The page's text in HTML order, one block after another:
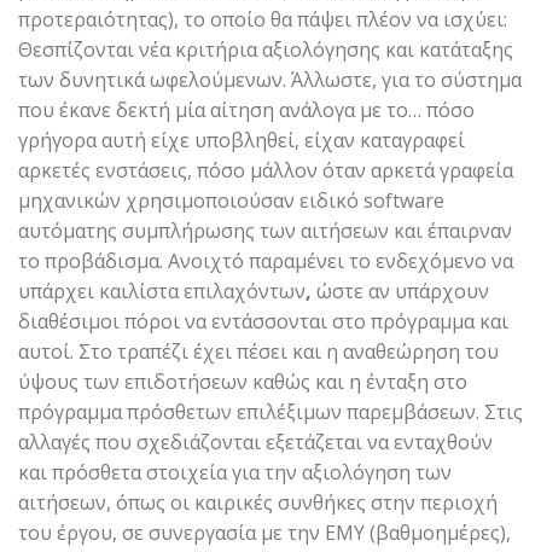
προτεραιότητας), το οποίο θα πάψει πλέον να ισχύει:
Θεσπίζονται νέα κριτήρια αξιολόγησης και κατάταξης
των δυνητικά ωφελούμενων. Άλλωστε, για το σύστημα
που έκανε δεκτή μία αίτηση ανάλογα με το… πόσο
γρήγορα αυτή είχε υποβληθεί, είχαν καταγραφεί
αρκετές ενστάσεις, πόσο μάλλον όταν αρκετά γραφεία
μηχανικών χρησιμοποιούσαν ειδικό software
αυτόματης συμπλήρωσης των αιτήσεων και έπαιρναν
το προβάδισμα. Ανοιχτό παραμένει το ενδεχόμενο να
υπάρχει καιλίστα επιλαχόντων, ώστε αν υπάρχουν
διαθέσιμοι πόροι να εντάσσονται στο πρόγραμμα και
αυτοί. Στο τραπέζι έχει πέσει και η αναθεώρηση του
ύψους των επιδοτήσεων καθώς και η ένταξη στο
πρόγραμμα πρόσθετων επιλέξιμων παρεμβάσεων. Στις
αλλαγές που σχεδιάζονται εξετάζεται να ενταχθούν
και πρόσθετα στοιχεία για την αξιολόγηση των
αιτήσεων, όπως οι καιρικές συνθήκες στην περιοχή
του έργου, σε συνεργασία με την ΕΜΥ (βαθμοημέρες),